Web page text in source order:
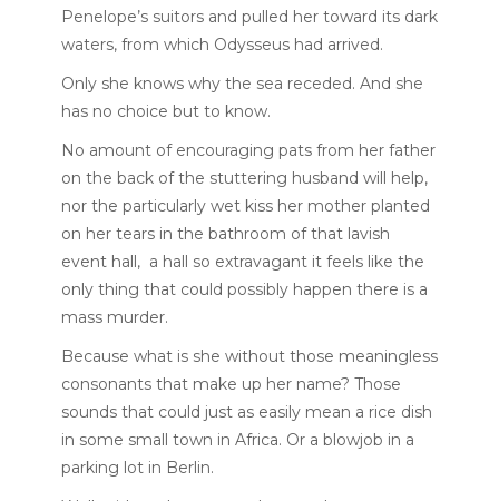
Penelope’s suitors and pulled her toward its dark
waters, from which Odysseus had arrived.
Only she knows why the sea receded. And she
has no choice but to know.
No amount of encouraging pats from her father
on the back of the stuttering husband will help,
nor the particularly wet kiss her mother planted
on her tears in the bathroom of that lavish
event hall, a hall so extravagant it feels like the
only thing that could possibly happen there is a
mass murder.
Because what is she without those meaningless
consonants that make up her name? Those
sounds that could just as easily mean a rice dish
in some small town in Africa. Or a blowjob in a
parking lot in Berlin.